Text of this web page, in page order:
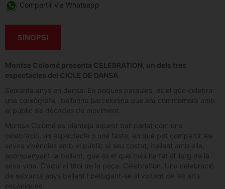
Compartir via Whatsapp
SINOPSI
Montse Colomé presenta CELEBRATION, un dels tres
espectacles del CICLE DE DANSA
Seixanta anys en dansa. En poques paraules, és el que celebra
una coreògrafa i ballarina barcelonina que ara commemora amb
el públic sis dècades de moviment.
Montse Colomé es planteja aquest ball parlat com una
celebració, un espectacle o una festa, en què pot compartir les
seves vivències amb el públic al seu costat, ballant amb ella,
acompanyant-la ballant, que és el que més ha fet al llarg de la
seva vida. D’aquí el títol de la peça: Celebration. Una celebració
de seixanta anys ballant i bellugant-se al voltant de les arts
escèniques.